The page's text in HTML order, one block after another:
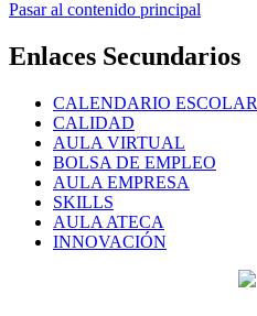
Pasar al contenido principal
Enlaces Secundarios
CALENDARIO ESCOLAR
CALIDAD
AULA VIRTUAL
BOLSA DE EMPLEO
AULA EMPRESA
SKILLS
AULA ATECA
INNOVACIÓN